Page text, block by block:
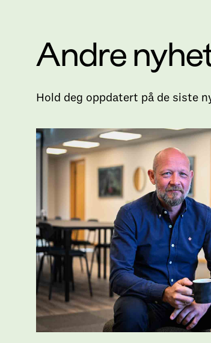
Andre
Hold deg oppdatert på de siste